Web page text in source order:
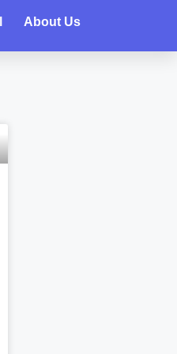
About Us